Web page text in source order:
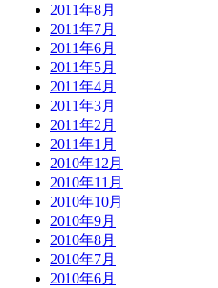
2011年8月
2011年7月
2011年6月
2011年5月
2011年4月
2011年3月
2011年2月
2011年1月
2010年12月
2010年11月
2010年10月
2010年9月
2010年8月
2010年7月
2010年6月